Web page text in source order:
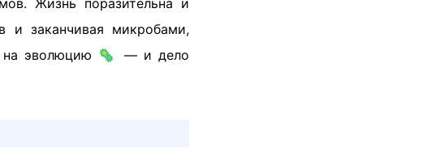
Жизнь поразительна и
и заканчивая микробами,
на эволюцию 🦠 — и дело